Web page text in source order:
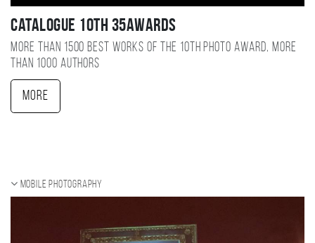
Catalogue 10TH 35AWARDS
More than 1500 best works of the 10TH photo award, more
than 1000 authors
More
Mobile photography